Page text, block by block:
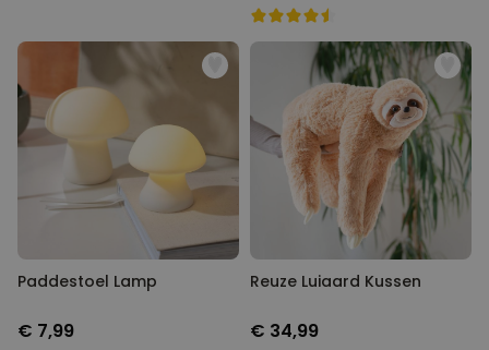
Paddestoel Lamp
€ 7,99
Reuze Luiaard Kussen
€ 34,99